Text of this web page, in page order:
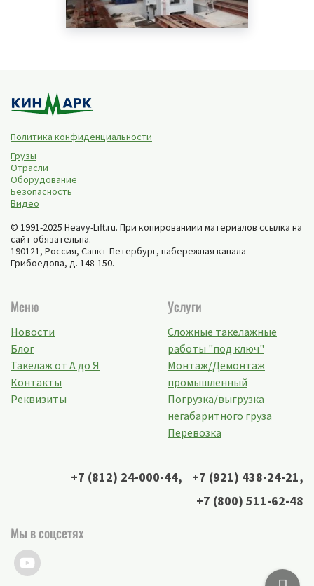
Политика конфиденциальности
Грузы
Отрасли
Оборудование
Безопасность
Видео
© 1991-2025 Heavy-Lift.ru. При копированиии материалов ссылка на
сайт обязательна.
190121, Россия, Санкт-Петербург, набережная канала
Грибоедова, д. 148-150.
Меню
Новости
Блог
Такелаж от А до Я
Контакты
Реквизиты
Услуги
Сложные такелажные
работы "под ключ"
Монтаж/Демонтаж
промышленный
Погрузка/выгрузка
негабаритного груза
Перевозка
+7 (812) 24-000-44, +7 (921) 438-24-21,
+7 (800) 511-62-48
Мы в соцсетях